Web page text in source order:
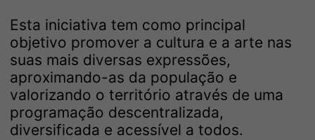
Esta iniciativa tem como principal
objetivo promover a cultura e a arte nas
suas mais diversas expressões,
aproximando-as da população e
valorizando o território através de uma
programação descentralizada,
diversificada e acessível a todos.